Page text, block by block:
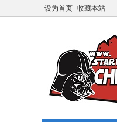
设为首页 收藏本站